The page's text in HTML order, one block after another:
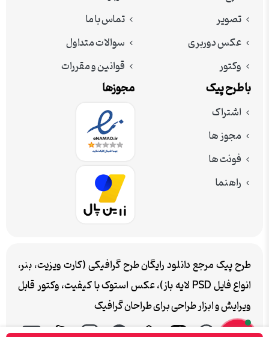
تصویر
عکس دوربری
وکتور
تماس با ما
سوالات متداول
قوانین و مقررات
با طرح پیک
اشتراک
مجوز ها
فونت ها
راهنما
مجوزها
طرح پیک مرجع دانلود رایگان طرح گرافیکی (کارت ویزیت، بنر،
انواع فایل PSD لایه باز)، عکس استوک با کیفیت، وکتور قابل
ویرایش و ابزار طراحی برای طراحان گرافیک